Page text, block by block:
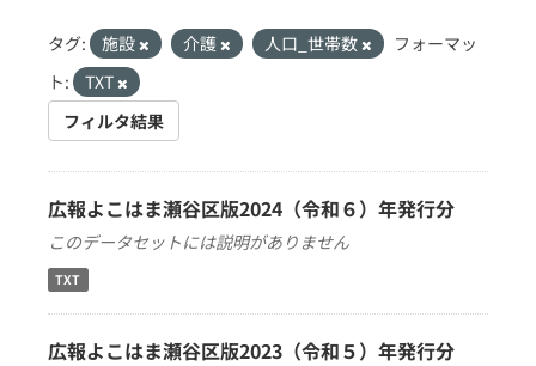
タグ: 施設 介護 人口_世帯数
フォーマッ
ト:
TXT
フィルタ結果
広報よこはま瀬谷区版2024（令和６）年発行分
このデータセットには説明がありません
TXT
広報よこはま瀬谷区版2023（令和５）年発行分